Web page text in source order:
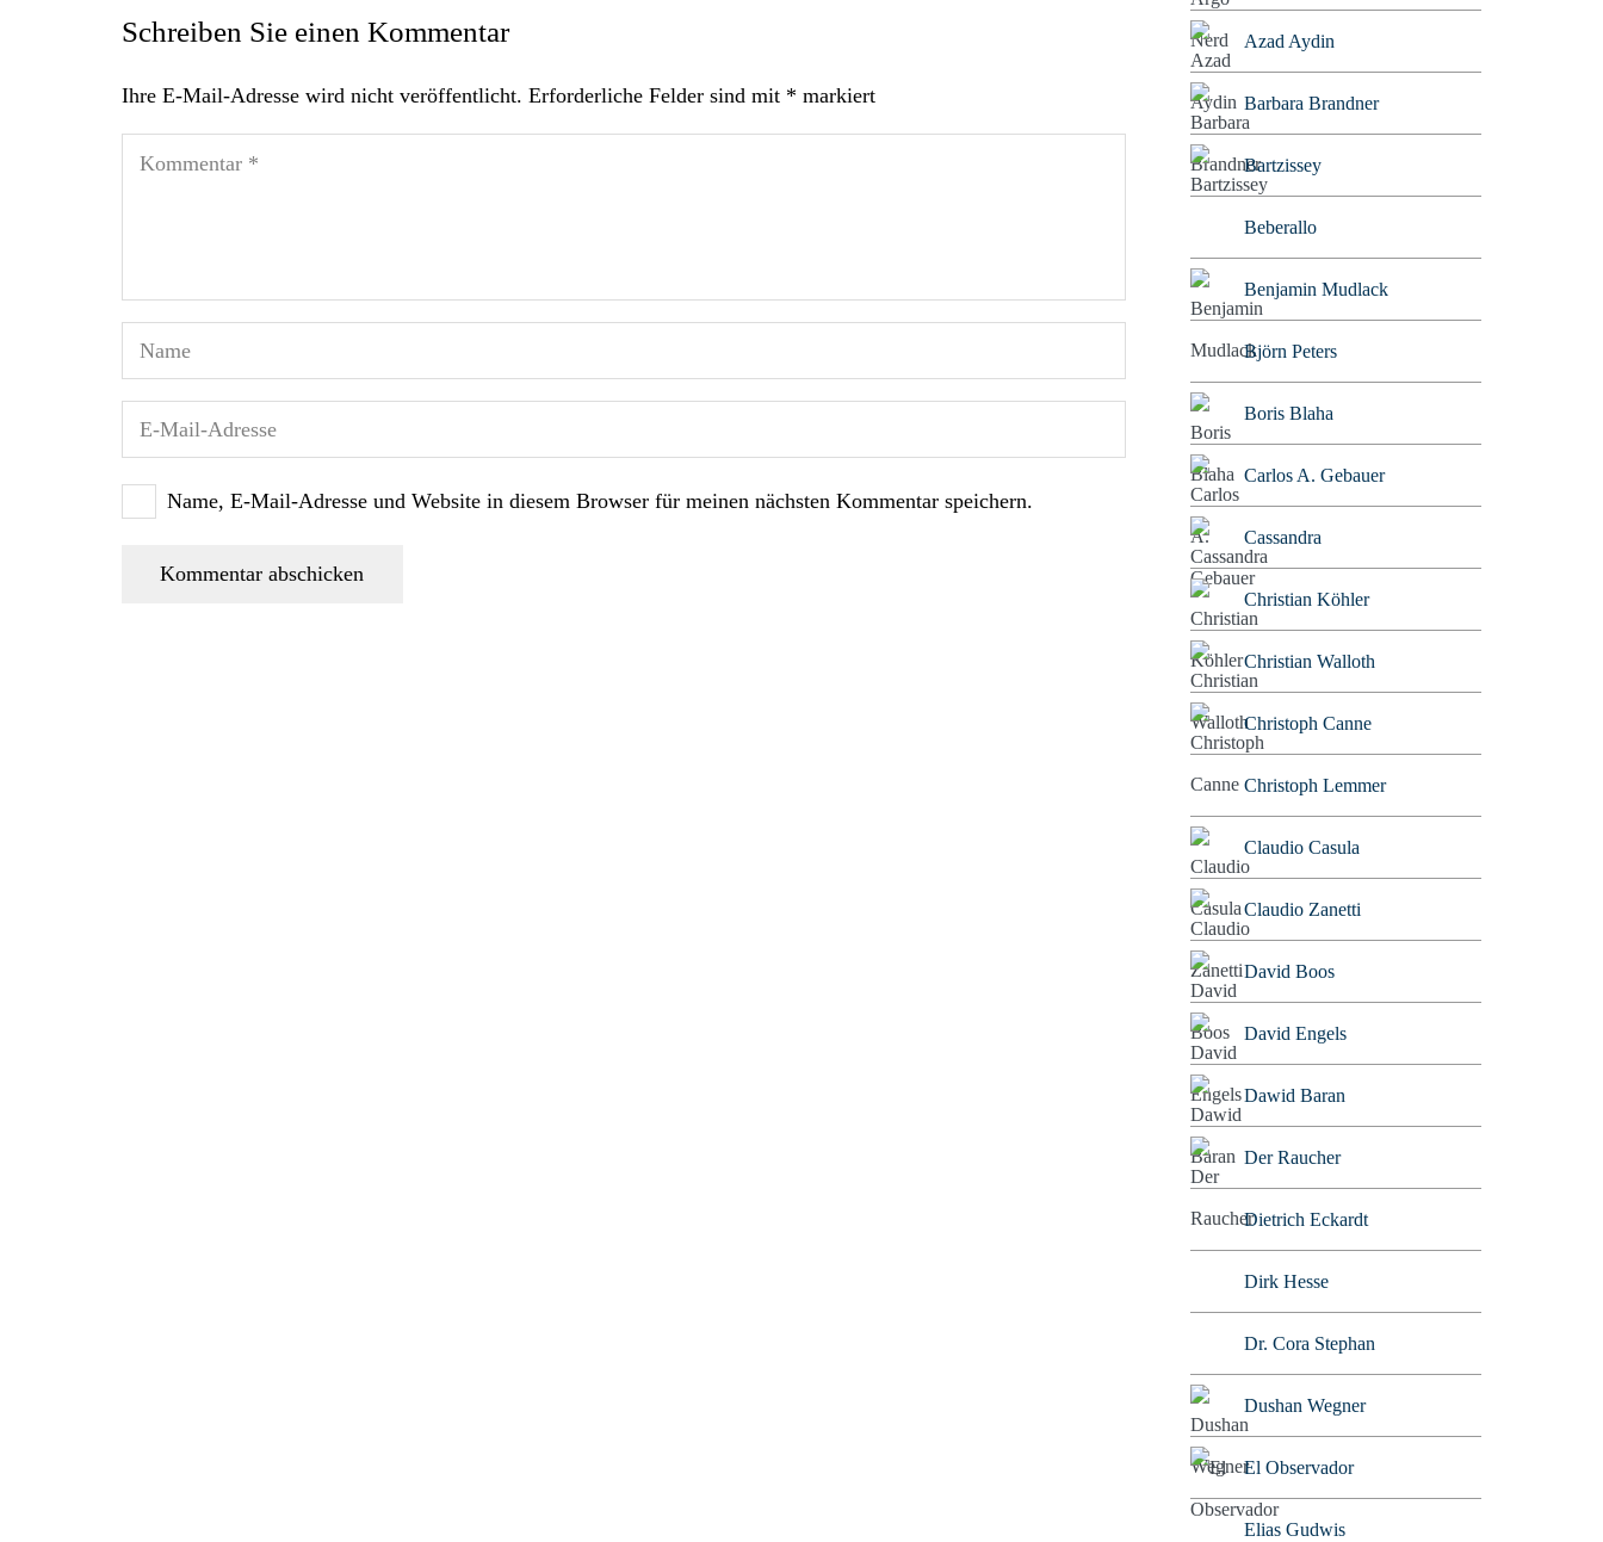
Schreiben Sie einen Kommentar
Ihre E-Mail-Adresse wird nicht veröffentlicht. Erforderliche Felder sind mit * markiert
Name, E-Mail-Adresse und Website in diesem Browser für meinen nächsten Kommentar speichern.
Kommentar abschicken
Azad Aydin
Barbara Brandner
Bartzissey
Beberallo
Benjamin Mudlack
Björn Peters
Boris Blaha
Carlos A. Gebauer
Cassandra
Christian Köhler
Christian Walloth
Christoph Canne
Christoph Lemmer
Claudio Casula
Claudio Zanetti
David Boos
David Engels
Dawid Baran
Der Raucher
Dietrich Eckardt
Dirk Hesse
Dr. Cora Stephan
Dushan Wegner
El Observador
Elias Gudwis